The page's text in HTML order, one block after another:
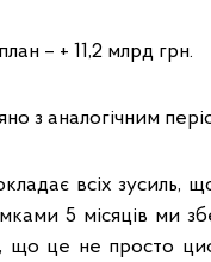
– + 11,2 млрд грн.
з аналогічним
всіх зусиль,
5 місяців ми
що це не просто